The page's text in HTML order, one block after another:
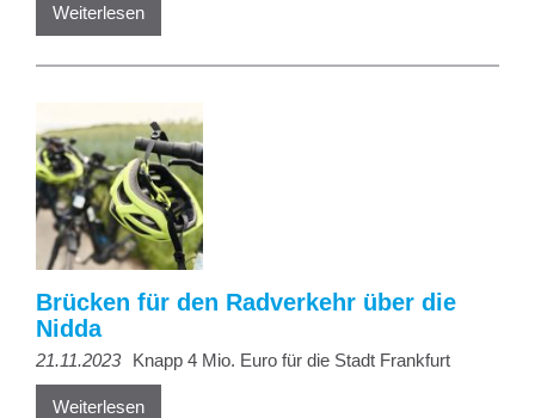
Weiterlesen
Brücken für den Radverkehr über die
Nidda
21.11.2023 Knapp 4 Mio. Euro für die Stadt Frankfurt
Weiterlesen